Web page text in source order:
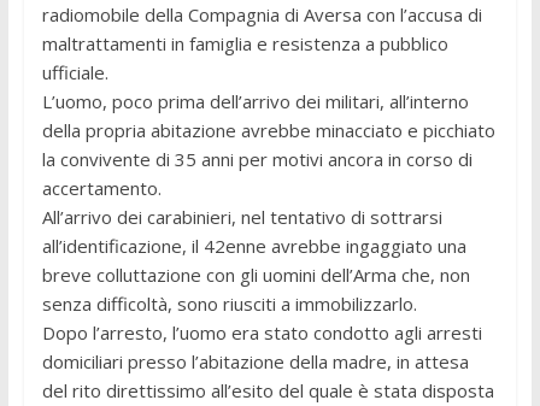
radiomobile della Compagnia di Aversa con l’accusa di
maltrattamenti in famiglia e resistenza a pubblico
ufficiale.
L’uomo, poco prima dell’arrivo dei militari, all’interno
della propria abitazione avrebbe minacciato e picchiato
la convivente di 35 anni per motivi ancora in corso di
accertamento.
All’arrivo dei carabinieri, nel tentativo di sottrarsi
all’identificazione, il 42enne avrebbe ingaggiato una
breve colluttazione con gli uomini dell’Arma che, non
senza difficoltà, sono riusciti a immobilizzarlo.
Dopo l’arresto, l’uomo era stato condotto agli arresti
domiciliari presso l’abitazione della madre, in attesa
del rito direttissimo all’esito del quale è stata disposta